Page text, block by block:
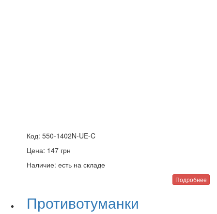
Код: 550-1402N-UE-C
Цена: 147 грн
Наличие: есть на складе
Подробнее
Противотуманки